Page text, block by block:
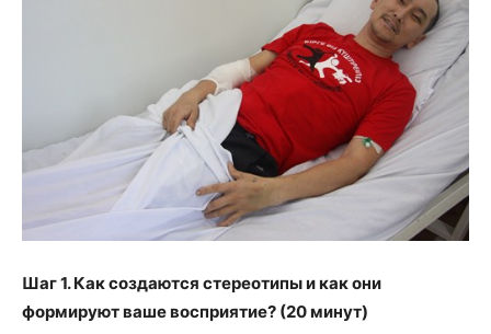
Шаг 1. Как создаются стереотипы и как они
формируют ваше восприятие? (20 минут)